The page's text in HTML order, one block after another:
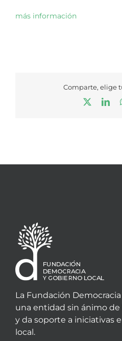
más información
Comparte, elige
La Fundación
una entidad sin ánimo
y da soporte a iniciativas
local.